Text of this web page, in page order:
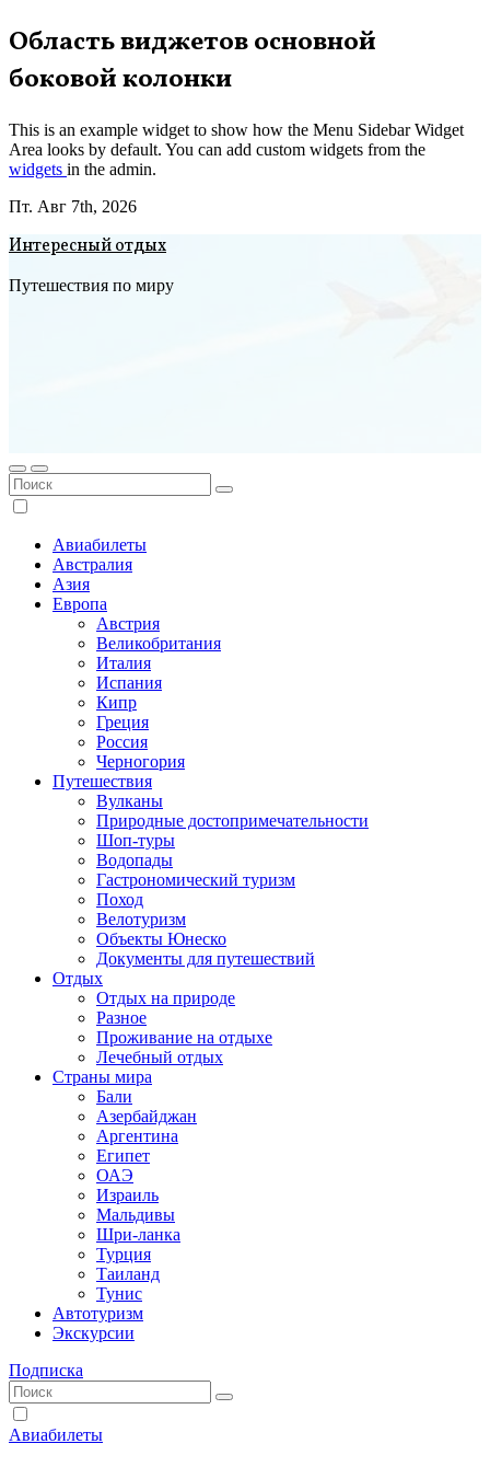
Перейти
к
содержимому
Область виджетов основной
боковой колонки
This is an example widget to show how the Menu Sidebar Widget
Area looks by default. You can add custom widgets from the
widgets in the admin.
Пт. Авг 7th, 2026
Интересный отдых
Путешествия по миру
Авиабилеты
Австралия
Азия
Европа
Австрия
Великобритания
Италия
Испания
Кипр
Греция
Россия
Черногория
Путешествия
Вулканы
Природные достопримечательности
Шоп-туры
Водопады
Гастрономический туризм
Поход
Велотуризм
Объекты Юнеско
Документы для путешествий
Отдых
Отдых на природе
Разное
Проживание на отдыхе
Лечебный отдых
Страны мира
Бали
Азербайджан
Аргентина
Египет
ОАЭ
Израиль
Мальдивы
Шри-ланка
Турция
Таиланд
Тунис
Автотуризм
Экскурсии
Подписка
Авиабилеты